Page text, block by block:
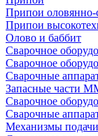
Припои
Припои
Олово и баббит
Сварочное
Сварочное
Сварочные
Запасные части
Сварочное
Сварочные
Механизмы